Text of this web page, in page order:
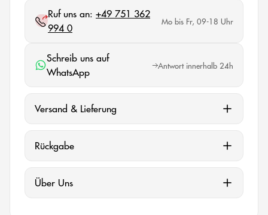
Ruf uns an: +49 751 362
994 0
Mo bis Fr, 09-18 Uhr
Schreib uns auf
WhatsApp
Antwort innerhalb 24h
Versand & Lieferung
Rückgabe
Über Uns